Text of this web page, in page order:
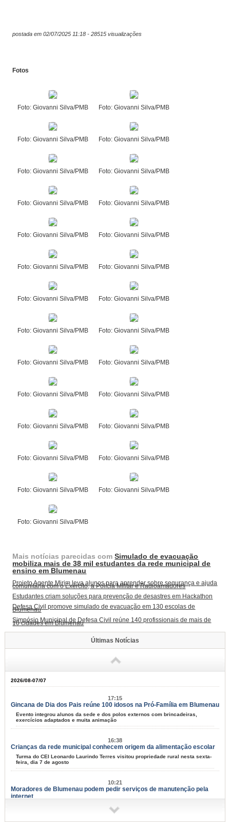
postada em 02/07/2025 11:18 - 28515 visualizações
Fotos
Foto: Giovanni Silva/PMB Foto: Giovanni Silva/PMB
Foto: Giovanni Silva/PMB Foto: Giovanni Silva/PMB
Foto: Giovanni Silva/PMB Foto: Giovanni Silva/PMB
Foto: Giovanni Silva/PMB Foto: Giovanni Silva/PMB
Foto: Giovanni Silva/PMB Foto: Giovanni Silva/PMB
Foto: Giovanni Silva/PMB Foto: Giovanni Silva/PMB
Foto: Giovanni Silva/PMB Foto: Giovanni Silva/PMB
Foto: Giovanni Silva/PMB Foto: Giovanni Silva/PMB
Foto: Giovanni Silva/PMB Foto: Giovanni Silva/PMB
Foto: Giovanni Silva/PMB Foto: Giovanni Silva/PMB
Foto: Giovanni Silva/PMB Foto: Giovanni Silva/PMB
Foto: Giovanni Silva/PMB Foto: Giovanni Silva/PMB
Foto: Giovanni Silva/PMB Foto: Giovanni Silva/PMB
Foto: Giovanni Silva/PMB
Mais notícias parecidas comSimulado de evacuação
mobiliza mais de 38 mil estudantes da rede municipal de
ensino em Blumenau
Projeto Agente Mirim leva alunos para aprender sobre segurança e ajuda
comunitária com o Exército, a Polícia Militar e Radioamadores
Estudantes criam soluções para prevenção de desastres em Hackathon
Defesa Civil promove simulado de evacuação em 130 escolas de
Blumenau
Simpósio Municipal de Defesa Civil reúne 140 profissionais de mais de
10 cidades em Blumenau
Últimas Notícias
2026/08-07/07
17:15
Gincana de Dia dos Pais reúne 100 idosos na Pró-Família em Blumenau
Evento integrou alunos da sede e dos polos externos com brincadeiras,
exercícios adaptados e muita animação
16:38
Crianças da rede municipal conhecem origem da alimentação escolar
Turma do CEI Leonardo Laurindo Terres visitou propriedade rural nesta sexta-
feira, dia 7 de agosto
10:21
Moradores de Blumenau podem pedir serviços de manutenção pela
internet